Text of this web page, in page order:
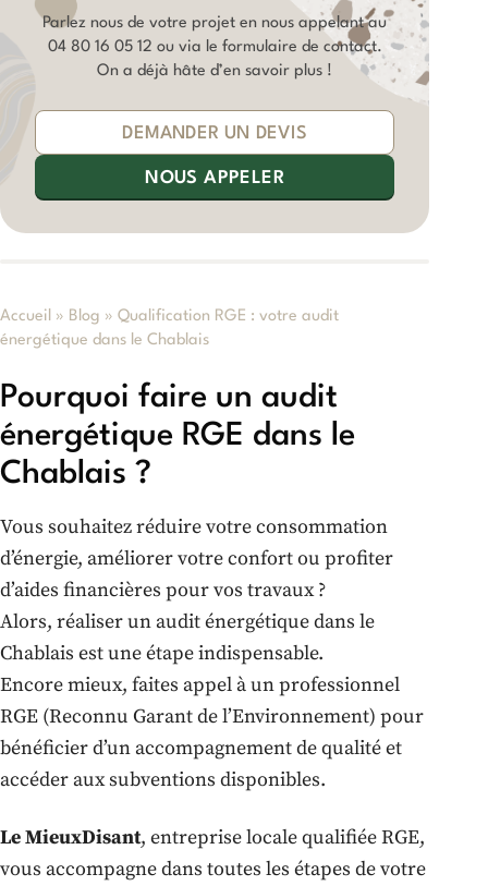
Parlez nous de votre projet en nous appelant au
04 80 16 05 12 ou via le formulaire de contact.
On a déjà hâte d’en savoir plus !
DEMANDER UN DEVIS
NOUS APPELER
Accueil » Blog » Qualification RGE : votre audit
énergétique dans le Chablais
Pourquoi faire un audit
énergétique RGE dans le
Chablais ?
Vous souhaitez réduire votre consommation
d’énergie, améliorer votre confort ou profiter
d’aides financières pour vos travaux ?
Alors, réaliser un audit énergétique dans le
Chablais est une étape indispensable.
Encore mieux, faites appel à un professionnel
RGE (Reconnu Garant de l’Environnement) pour
bénéficier d’un accompagnement de qualité et
accéder aux subventions disponibles.
Le MieuxDisant, entreprise locale qualifiée RGE,
vous accompagne dans toutes les étapes de votre